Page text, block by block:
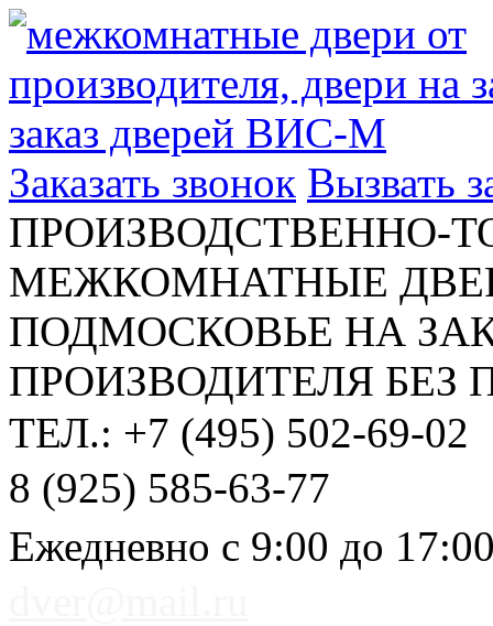
Заказать звонок Вызвать
ПРОИЗВОДСТВЕННО-
МЕЖКОМНАТНЫЕ
ПОДМОСКОВЬЕ НА
ПРОИЗВОДИТЕЛЯ БЕЗ
ТЕЛ.: +7 (495) 502-69-02
8 (925) 585-63-77
Ежедневно с 9:00 до